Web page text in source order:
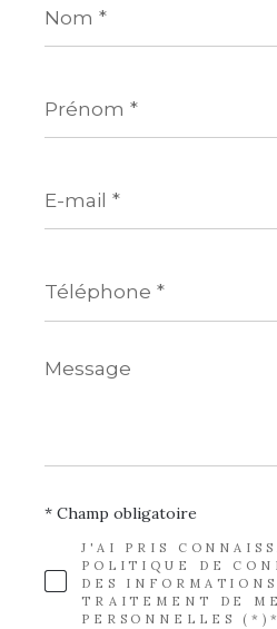
*
*
mail
*
*
Message
*
J'AI PRIS
POLITIQUE DE
DES
TRAITEMENT DE
PERSONNELLES (*)*
* Champ obligatoire